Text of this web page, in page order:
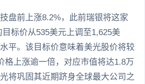
盘前上涨8.2%，此前瑞银将这家
标价从535美元上调至1,625美
平。该目标价意味着美光股价将较
格上涨逾一倍，对应市值将达1.8万
将巩固其近期跻身全球最大公司之